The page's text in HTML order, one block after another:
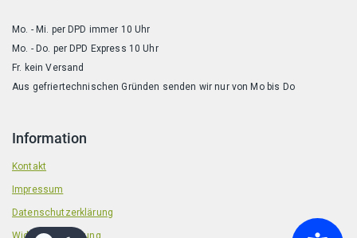
Mo. - Mi. per DPD immer 10 Uhr
Mo. - Do. per DPD Express 10 Uhr
Fr. kein Versand
Aus gefriertechnischen Gründen senden wir nur von Mo bis Do
Information
Kontakt
Impressum
Datenschutzerklärung
Widerrufsbelehrung